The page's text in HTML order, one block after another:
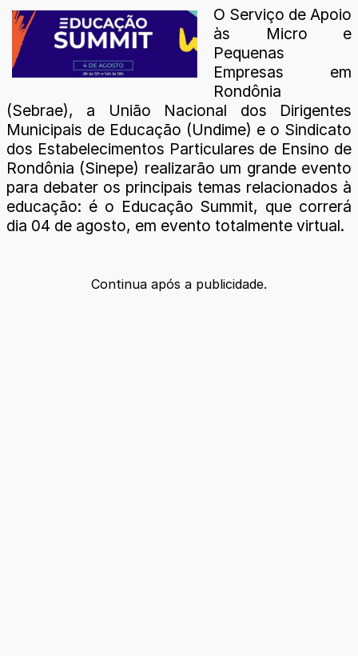
O Serviço de Apoio
às Micro e
Pequenas
Empresas em
Rondônia
(Sebrae), a União Nacional dos Dirigentes
Municipais de Educação (Undime) e o Sindicato
dos Estabelecimentos Particulares de Ensino de
Rondônia (Sinepe) realizarão um grande evento
para debater os principais temas relacionados à
educação: é o Educação Summit, que correrá
dia 04 de agosto, em evento totalmente virtual.
Continua após a publicidade.